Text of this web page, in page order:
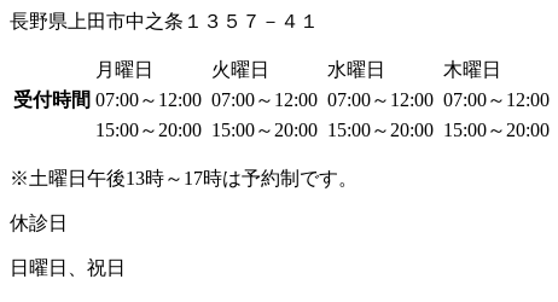
長野県上田市中之条１３５７－４１
月曜日 火曜日 水曜日 木曜日
受付時間 07:00～12:00 07:00～12:00 07:00～12:00 07:00～12:00
15:00～20:00 15:00～20:00 15:00～20:00 15:00～20:00
※土曜日午後13時～17時は予約制です。
休診日
日曜日、祝日